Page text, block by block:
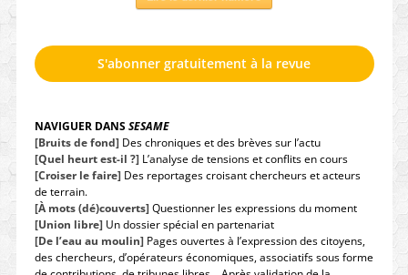
S'abonner gratuitement à la revue
NAVIGUER DANSSESAME
[Bruits de fond]Des chroniques et des brèves sur l’actu
[Quel heurt est-il ?]L’analyse de tensions et conflits en cours
[Croiser le faire]Des reportages croisant chercheurs et acteurs
de terrain.
[À mots (dé)couverts]Questionner les expressions du moment
[Union libre]Un dossier spécial en partenariat
[De l’eau au moulin]Pages ouvertes à l’expression des citoyens,
des chercheurs, d’opérateurs économiques, associatifs sous forme